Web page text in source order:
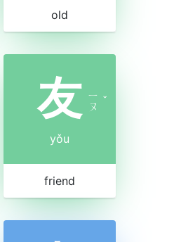
old
友 ㄧ
ㄡ ˇ
yǒu
friend